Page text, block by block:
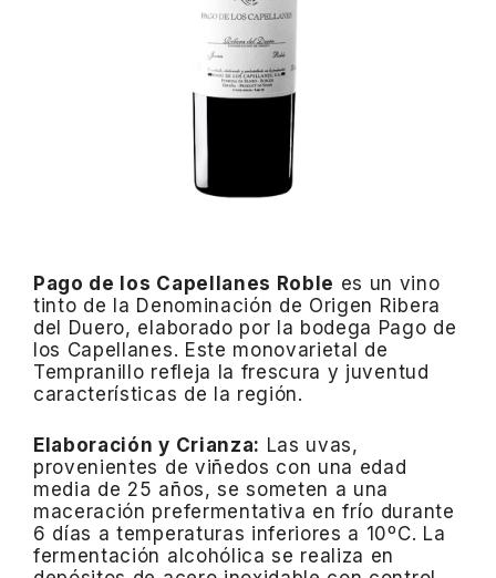
Pago de los Capellanes Roble es un vino
tinto de la Denominación de Origen Ribera
del Duero, elaborado por la bodega Pago de
los Capellanes. Este monovarietal de
Tempranillo refleja la frescura y juventud
características de la región.
Elaboración y Crianza: Las uvas,
provenientes de viñedos con una edad
media de 25 años, se someten a una
maceración prefermentativa en frío durante
6 días a temperaturas inferiores a 10ºC. La
fermentación alcohólica se realiza en